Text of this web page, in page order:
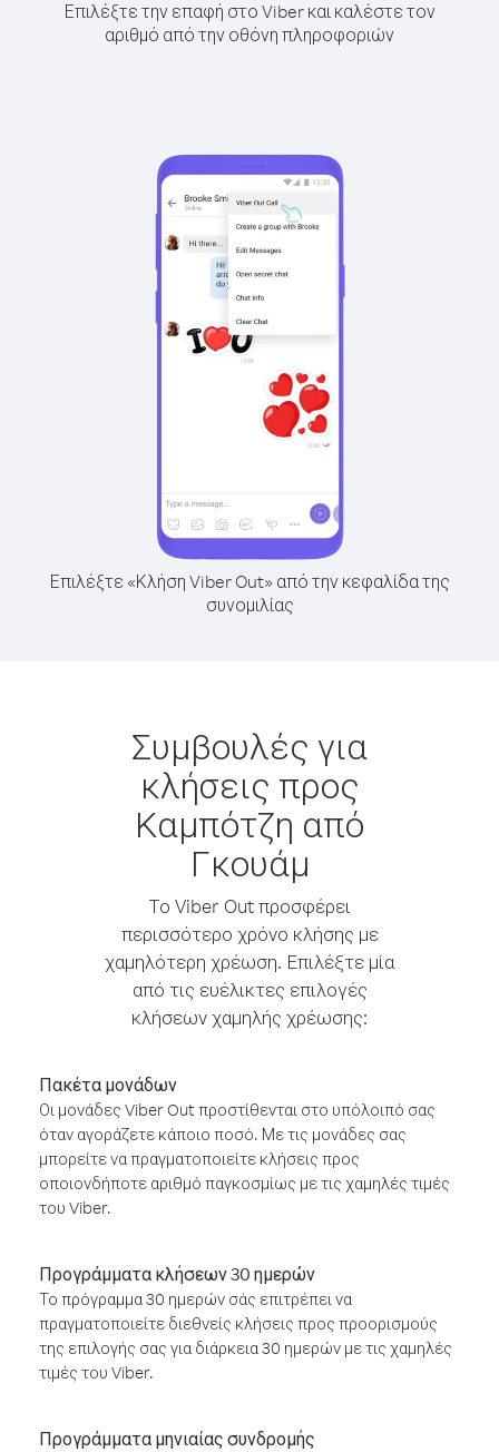
Επιλέξτε την επαφή στο Viber και καλέστε τον
αριθμό από την οθόνη πληροφοριών
Επιλέξτε «Κλήση Viber Out» από την κεφαλίδα της
συνομιλίας
Συμβουλές για
κλήσεις προς
Καμπότζη από
Γκουάμ
Το Viber Out προσφέρει
περισσότερο χρόνο κλήσης με
χαμηλότερη χρέωση. Επιλέξτε μία
από τις ευέλικτες επιλογές
κλήσεων χαμηλής χρέωσης:
Πακέτα μονάδων
Οι μονάδες Viber Out προστίθενται στο υπόλοιπό σας
όταν αγοράζετε κάποιο ποσό. Με τις μονάδες σας
μπορείτε να πραγματοποιείτε κλήσεις προς
οποιονδήποτε αριθμό παγκοσμίως με τις χαμηλές τιμές
του Viber.
Προγράμματα κλήσεων 30 ημερών
Το πρόγραμμα 30 ημερών σάς επιτρέπει να
πραγματοποιείτε διεθνείς κλήσεις προς προορισμούς
της επιλογής σας για διάρκεια 30 ημερών με τις χαμηλές
τιμές του Viber.
Προγράμματα μηνιαίας συνδρομής